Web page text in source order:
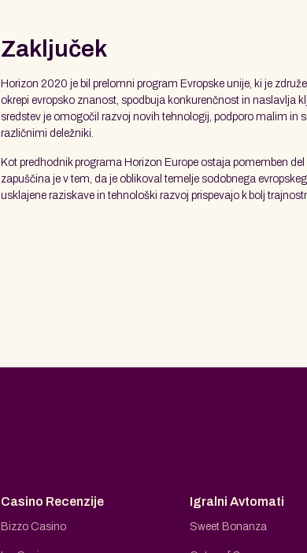
Zaključek
Horizon 2020 je bil prelomni program Evropske unije, ki je
okrepi evropsko znanost, spodbuja konkurenčnost in naslavlja
sredstev je omogočil razvoj novih tehnologij, podporo malim in
različnimi deležniki.
Kot predhodnik programa Horizon Europe ostaja pomemben
zapuščina je v tem, da je oblikoval temelje sodobnega
usklajene raziskave in tehnološki razvoj prispevajo k bolj
Casino Recenzije
Bizzo Casino
Igralni Avtomati
Sweet Bonanza